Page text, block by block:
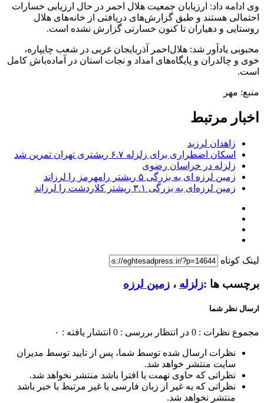
وی ادامه داد: ارزیابان جمعیت هلال احمر در حال ارزیابی خسارات
احتمالی هستند و طبق گزارش‌های دریافتی از خانه‌های هلال
روستایی و دهیاران تا کنون خسارتی گزارش نشده است.
محبوبی یادآور شد: هلال‌احمر آذربایجان غربی در شعب چایپاره،
خوی و چالدران و پایگاه‌های امداد و نجات استان در آماده‌باش کامل
است.
منبع: مهر
اخبار مرتبط
زاهدان لرزید
اسکان اضطراری برای زلزله ۶.۷ ریشتری تهران تمرین شد
زلزله در خراسان رضوی
زمین لرزه ای به بزرگی ۵ ریشتر رامهرمز را لرزاند
زمین لرزه‌ای به بزرگی ۳.۱ ریشتر کلاردشت را لرزاند
لینک کوتاه
برچسب ها :زلزله ، زمین لرزه
ارسال نظر شما
مجموع نظرات : 0 در انتظار بررسی : 0 انتشار یافته : ۰
نظرات ارسال شده توسط شما، پس از تایید توسط مدیران
سایت منتشر خواهد شد.
نظراتی که حاوی تهمت یا افترا باشد منتشر نخواهد شد.
نظراتی که به غیر از زبان فارسی یا غیر مرتبط با خبر باشد
منتشر نخواهد شد.